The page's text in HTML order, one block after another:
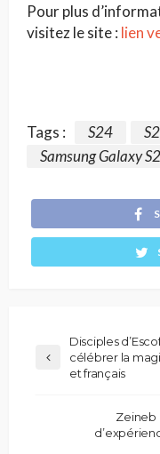
Pour plus
visitez le site : lien
Tags : S24
Samsung Galaxy
Disciples
célébrer la
et français
Zeineb